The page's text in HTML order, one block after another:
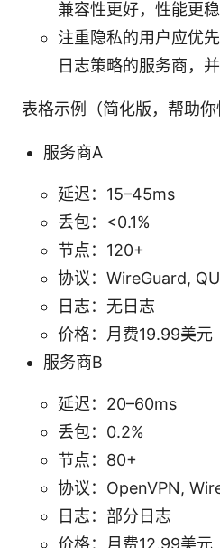
兼容性更好，性能更稳
注重隐私的用户应优
日志策略的服务商，
表格示例（简化版，帮助你
服务商A
延迟：15–45ms
丢包：<0.1%
节点：120+
协议：WireGuard,
日志：无日志
价格：月费19.99美元
服务商B
延迟：20–60ms
丢包：0.2%
节点：80+
协议：OpenVPN,
日志：部分日志
价格：月费12.99美元